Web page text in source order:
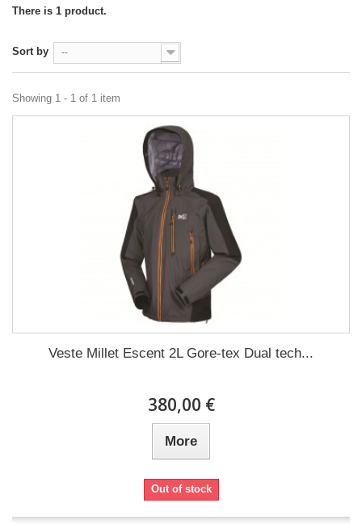
There is 1 product.
Sort by --
Showing 1 - 1 of 1 item
Veste Millet Escent 2L Gore-tex Dual tech...
380,00 €
More
Out of stock